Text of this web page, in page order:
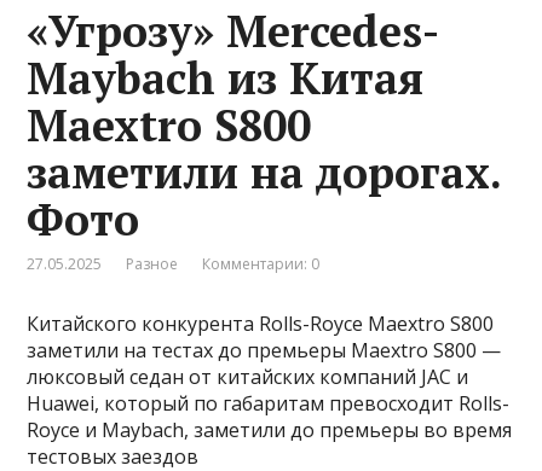
«Угрозу» Mercedes-
Maybach из Китая
Maextro S800
заметили на дорогах.
Фото
27.05.2025 Разное Комментарии: 0
Китайского конкурента Rolls-Royce Maextro S800
заметили на тестах до премьеры Maextro S800 —
люксовый седан от китайских компаний JAC и
Huawei, который по габаритам превосходит Rolls-
Royce и Maybach, заметили до премьеры во время
тестовых заездов